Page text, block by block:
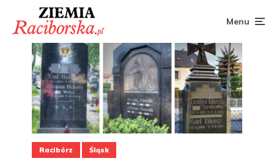
Menu
Racibórz Śląsk